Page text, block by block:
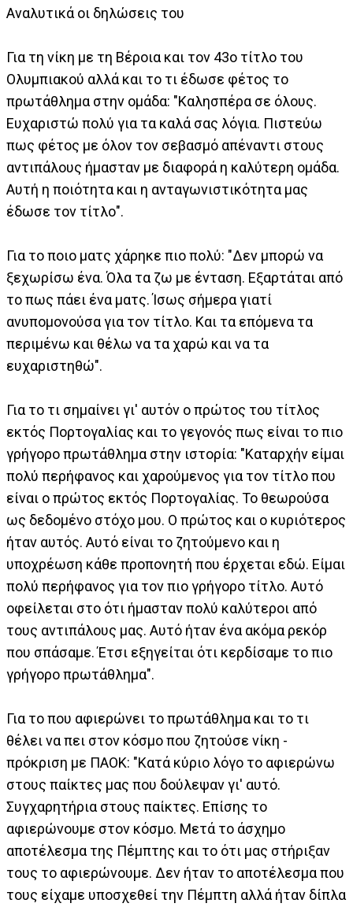
Αναλυτικά οι δηλώσεις του
Για τη νίκη με τη Βέροια και τον 43ο τίτλο του
Ολυμπιακού αλλά και το τι έδωσε φέτος το
πρωτάθλημα στην ομάδα: "Καλησπέρα σε όλους.
Ευχαριστώ πολύ για τα καλά σας λόγια. Πιστεύω
πως φέτος με όλον τον σεβασμό απέναντι στους
αντιπάλους ήμασταν με διαφορά η καλύτερη ομάδα.
Αυτή η ποιότητα και η ανταγωνιστικότητα μας
έδωσε τον τίτλο".
Για το ποιο ματς χάρηκε πιο πολύ: "Δεν μπορώ να
ξεχωρίσω ένα. Όλα τα ζω με ένταση. Εξαρτάται από
το πως πάει ένα ματς. Ίσως σήμερα γιατί
ανυπομονούσα για τον τίτλο. Και τα επόμενα τα
περιμένω και θέλω να τα χαρώ και να τα
ευχαριστηθώ".
Για το τι σημαίνει γι' αυτόν ο πρώτος του τίτλος
εκτός Πορτογαλίας και το γεγονός πως είναι το πιο
γρήγορο πρωτάθλημα στην ιστορία: "Καταρχήν είμαι
πολύ περήφανος και χαρούμενος για τον τίτλο που
είναι ο πρώτος εκτός Πορτογαλίας. Το θεωρούσα
ως δεδομένο στόχο μου. Ο πρώτος και ο κυριότερος
ήταν αυτός. Αυτό είναι το ζητούμενο και η
υποχρέωση κάθε προπονητή που έρχεται εδώ. Είμαι
πολύ περήφανος για τον πιο γρήγορο τίτλο. Αυτό
οφείλεται στο ότι ήμασταν πολύ καλύτεροι από
τους αντιπάλους μας. Αυτό ήταν ένα ακόμα ρεκόρ
που σπάσαμε. Έτσι εξηγείται ότι κερδίσαμε το πιο
γρήγορο πρωτάθλημα".
Για το που αφιερώνει το πρωτάθλημα και το τι
θέλει να πει στον κόσμο που ζητούσε νίκη -
πρόκριση με ΠΑΟΚ: "Κατά κύριο λόγο το αφιερώνω
στους παίκτες μας που δούλεψαν γι' αυτό.
Συγχαρητήρια στους παίκτες. Επίσης το
αφιερώνουμε στον κόσμο. Μετά το άσχημο
αποτέλεσμα της Πέμπτης και το ότι μας στήριξαν
τους το αφιερώνουμε. Δεν ήταν το αποτέλεσμα που
τους είχαμε υποσχεθεί την Πέμπτη αλλά ήταν δίπλα